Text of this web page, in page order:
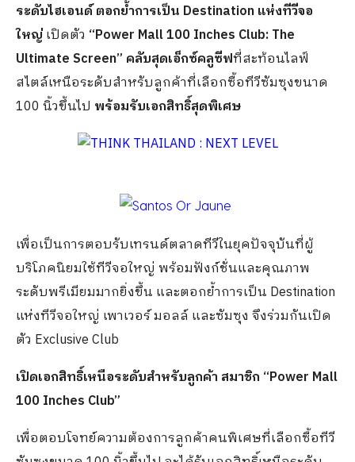
ระดับไฮเอนด์ ตอกย้ำการเป็น Destination แห่งทีวีจอ
ใหญ่เปิดตัว “Power Mall 100 Inches Club: The
Ultimate Screen” คลับสุดเอ็กซ์คลูซีฟที่สะท้อนไลฟ์
สไตล์เหนือระดับสำหรับลูกค้าที่เลือกซื้อทีวีซัมซุงขนาด
100 นิ้วขึ้นไป พร้อมรับเอกสิทธิ์สุดพิเศษ
เพื่อเป็นการตอบรับเทรนด์ตลาดทีวีในยุคปัจจุบันที่ผู้
บริโภคนิยมใช้ทีวีจอใหญ่ พร้อมฟังก์ชั่นและคุณภาพ
ระดับพรีเมียมมากยิ่งขึ้น และตอกย้ำการเป็น Destination
แห่งทีวีจอใหญ่ เพาเวอร์ มอลล์ และซัมซุง จึงร่วมกันเปิด
ตัว Exclusive Club
เปิดเอกสิทธิ์เหนือระดับสำหรับลูกค้า สมาชิก “Power Mall
100 Inches Club”
เพื่อตอบโจทย์ความต้องการลูกค้าคนพิเศษที่เลือกซื้อทีวี